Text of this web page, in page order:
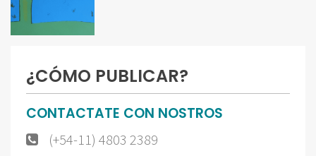
¿CÓMO PUBLICAR?
CONTACTATE CON NOSTROS
(+54-11) 4803 2389